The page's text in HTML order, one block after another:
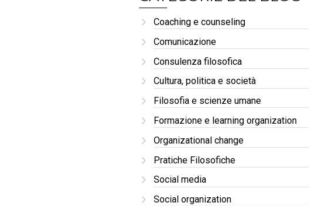
Coaching e counseling
Comunicazione
Consulenza filosofica
Cultura, politica e società
Filosofia e scienze umane
Formazione e learning organization
Organizational change
Pratiche Filosofiche
Social media
Social organization